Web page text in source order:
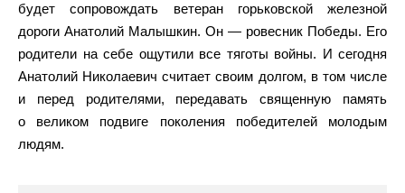
будет сопровождать ветеран горьковской железной
дороги Анатолий Малышкин. Он — ровесник Победы. Его
родители на себе ощутили все тяготы войны. И сегодня
Анатолий Николаевич считает своим долгом, в том числе
и перед родителями, передавать священную память
о великом подвиге поколения победителей молодым
людям.